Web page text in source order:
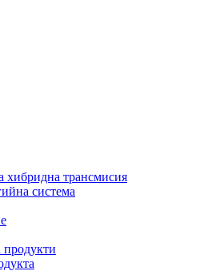
хибридна трансмисия
система
продукти